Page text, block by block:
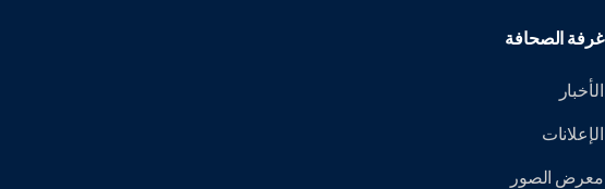
غرفة الصحافة
الأخبار
الإعلانات
معرض الصور